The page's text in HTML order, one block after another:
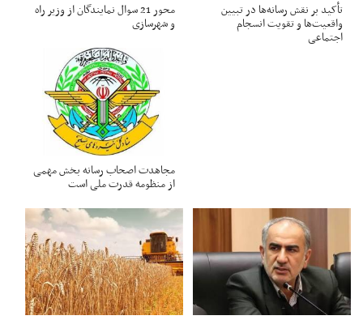
تأکید بر نقش رسانه‌ها در تبیین
واقعیت‌ها و تقویت انسجام
اجتماعی
محور 21 سوال نمایندگان از وزیر راه
و شهرسازی
مجاهدت اصحاب رسانه بخش مهمی
از منظومه قدرت ملی است